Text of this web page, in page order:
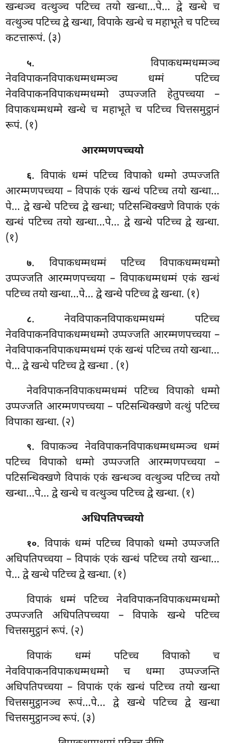
खन्धञ्च वत्थुञ्च पटिच्च तयो खन्धा…पे… द्वे खन्धे च
वत्थुञ्च पटिच्च द्वे खन्धा, विपाके खन्धे च महाभूते च पटिच्च
कटत्तारूपं. (३)
५. विपाकधम्मधम्मञ्च
नेवविपाकनविपाकधम्मधम्मञ्च धम्मं पटिच्च
नेवविपाकनविपाकधम्मधम्मो उप्पज्जति हेतुपच्चया –
विपाकधम्मधम्मे खन्धे च महाभूते च पटिच्च चित्तसमुट्ठानं
रूपं. (१)
आरम्मणपच्चयो
६. विपाकं धम्मं पटिच्च विपाको धम्मो उप्पज्जति
आरम्मणपच्चया – विपाकं एकं खन्धं पटिच्च तयो खन्धा…
पे… द्वे खन्धे पटिच्च द्वे खन्धा; पटिसन्धिक्खणे विपाकं एकं
खन्धं पटिच्च तयो खन्धा…पे… द्वे खन्धे पटिच्च द्वे खन्धा.
(१)
७. विपाकधम्मधम्मं पटिच्च विपाकधम्मधम्मो
उप्पज्जति आरम्मणपच्चया – विपाकधम्मधम्मं एकं खन्धं
पटिच्च तयो खन्धा…पे… द्वे खन्धे पटिच्च द्वे खन्धा. (१)
८. नेवविपाकनविपाकधम्मधम्मं पटिच्च
नेवविपाकनविपाकधम्मधम्मो उप्पज्जति आरम्मणपच्चया –
नेवविपाकनविपाकधम्मधम्मं एकं खन्धं पटिच्च तयो खन्धा…
पे… द्वे खन्धे पटिच्च द्वे खन्धा. (१)
नेवविपाकनविपाकधम्मधम्मंपटिच्च विपाको धम्मो
उप्पज्जति आरम्मणपच्चया – पटिसन्धिक्खणे वत्थुं पटिच्च
विपाका खन्धा. (२)
९. विपाकञ्च नेवविपाकनविपाकधम्मधम्मञ्च धम्मं
पटिच्च विपाको धम्मो उप्पज्जति आरम्मणपच्चया –
पटिसन्धिक्खणे विपाकं एकं खन्धञ्च वत्थुञ्च पटिच्च तयो
खन्धा…पे… द्वे खन्धे च वत्थुञ्च पटिच्च द्वे खन्धा. (१)
अधिपतिपच्चयो
१०. विपाकं धम्मं पटिच्च विपाको धम्मो उप्पज्जति
अधिपतिपच्चया – विपाकं एकं खन्धं पटिच्च तयो खन्धा…
पे… द्वे खन्धे पटिच्च द्वे खन्धा. (१)
विपाकं धम्मं पटिच्च नेवविपाकनविपाकधम्मधम्मो
उप्पज्जति अधिपतिपच्चया – विपाके खन्धे पटिच्च
चित्तसमुट्ठानं रूपं. (२)
विपाकं धम्मं पटिच्च विपाको च
नेवविपाकनविपाकधम्मधम्मो च धम्मा उप्पज्जन्ति
अधिपतिपच्चया – विपाकं एकं खन्धं पटिच्च तयो खन्धा
चित्तसमुट्ठानञ्च रूपं…पे… द्वे खन्धे पटिच्च द्वे खन्धा
चित्तसमुट्ठानञ्च रूपं. (३)